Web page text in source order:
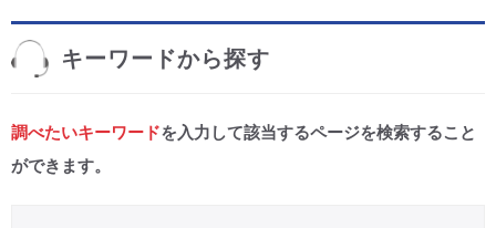
キーワードから探す
調べたいキーワードを入力して該当するページを検索すること
ができます。
ケーブルプラス電話
CM・広告掲載